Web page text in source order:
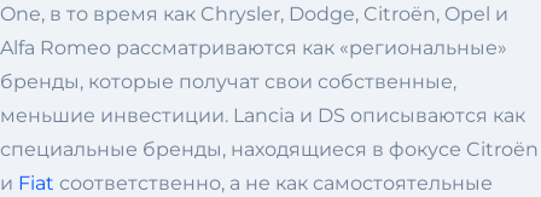
One, в то время как Chrysler, Dodge, Citroën, Opel и
Alfa Romeo рассматриваются как «региональные»
бренды, которые получат свои собственные,
меньшие инвестиции. Lancia и DS описываются как
специальные бренды, находящиеся в фокусе Citroën
и Fiat соответственно, а не как самостоятельные